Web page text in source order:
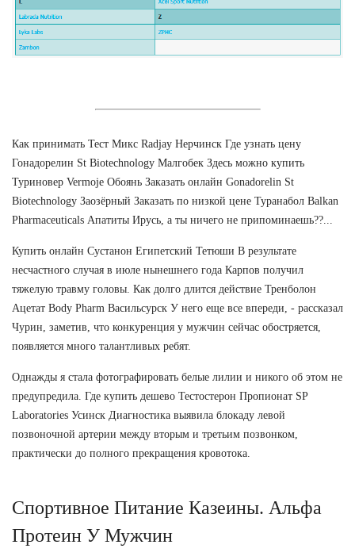
Как принимать Тест Микс Radjay Нерчинск Где узнать цену
Гонадорелин St Biotechnology Малгобек Здесь можно купить
Туриновер Vermoje Обоянь Заказать онлайн Gonadorelin St
Biotechnology Заозёрный Заказать по низкой цене Туранабол Balkan
Pharmaceuticals Апатиты Ирусь, а ты ничего не припоминаешь??...
Купить онлайн Сустанон Египетский Тетюши В результате
несчастного случая в июле нынешнего года Карпов получил
тяжелую травму головы. Как долго длится действие Тренболон
Ацетат Body Pharm Васильсурск У него еще все впереди, - рассказал
Чурин, заметив, что конкуренция у мужчин сейчас обостряется,
появляется много талантливых ребят.
Однажды я стала фотографировать белые лилии и никого об этом не
предупредила. Где купить дешево Тестостерон Пропионат SP
Laboratories Усинск Диагностика выявила блокаду левой
позвоночной артерии между вторым и третьим позвонком,
практически до полного прекращения кровотока.
Спортивное Питание Казеины. Альфа
Протеин У Мужчин